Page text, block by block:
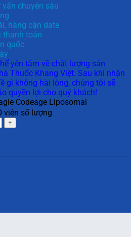
chuyên sâu
hàng cận date
thanh toán
quốc
yên tâm về chất lượng sản
Thuốc Khang Việt. Sau khi nhận
gì không hài lòng, chúng tôi sẽ
quyền lợi cho quý khách!
Codeage Liposomal
viên số lượng